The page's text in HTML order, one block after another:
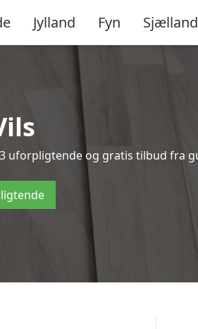
Jylland Fyn Sjælland
uforpligtende og gratis tilbud fra